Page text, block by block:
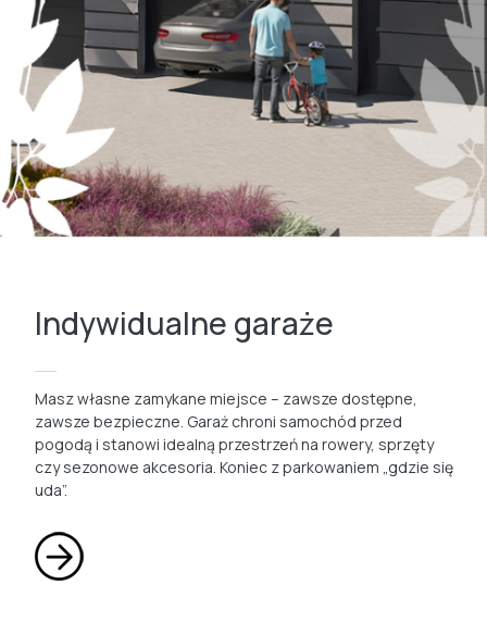
Indywidualne garaże
Masz własne zamykane miejsce – zawsze dostępne,
zawsze bezpieczne. Garaż chroni samochód przed
pogodą i stanowi idealną przestrzeń na rowery, sprzęty
czy sezonowe akcesoria. Koniec z parkowaniem „gdzie się
uda”.